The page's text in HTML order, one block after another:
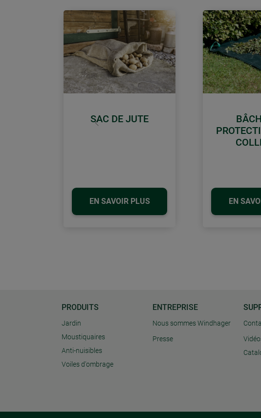
SAC DE JUTE
EN SAVOIR PLUS EN
retour
PRODUITS
Jardin
Moustiquaires
Anti-nuisibles
Voiles d'ombrage
ENTREPRISE
Nous sommes Windhager
Presse